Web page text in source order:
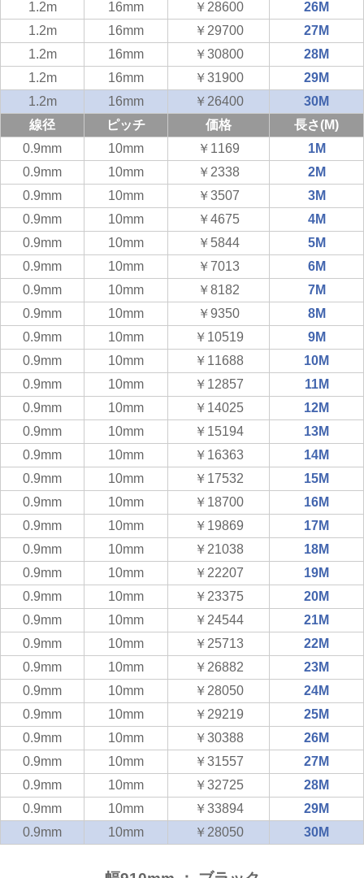
1.2m
16mm ￥28600
26M
1.2m
16mm ￥29700
27M
1.2m
16mm ￥30800
28M
1.2m
16mm ￥31900
29M
1.2m
16mm ￥26400
30M
線径
ピッチ 価格
長さ(M)
0.9mm
10mm ￥1169
1M
0.9mm
10mm ￥2338
2M
0.9mm
10mm ￥3507
3M
0.9mm
10mm ￥4675
4M
0.9mm
10mm ￥5844
5M
0.9mm
10mm ￥7013
6M
0.9mm
10mm ￥8182
7M
0.9mm
10mm ￥9350
8M
0.9mm
10mm ￥10519
9M
0.9mm
10mm ￥11688
10M
0.9mm
10mm ￥12857
11M
0.9mm
10mm ￥14025
12M
0.9mm
10mm ￥15194
13M
0.9mm
10mm ￥16363
14M
0.9mm
10mm ￥17532
15M
0.9mm
10mm ￥18700
16M
0.9mm
10mm ￥19869
17M
0.9mm
10mm ￥21038
18M
0.9mm
10mm ￥22207
19M
0.9mm
10mm ￥23375
20M
0.9mm
10mm ￥24544
21M
0.9mm
10mm ￥25713
22M
0.9mm
10mm ￥26882
23M
0.9mm
10mm ￥28050
24M
0.9mm
10mm ￥29219
25M
0.9mm
10mm ￥30388
26M
0.9mm
10mm ￥31557
27M
0.9mm
10mm ￥32725
28M
0.9mm
10mm ￥33894
29M
0.9mm
10mm ￥28050 30M